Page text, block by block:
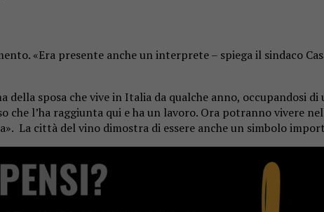
«Era presente anche un interprete – spiega il sindaco
sposa che vive in Italia da qualche anno, occupandosi
che l’ha raggiunta qui e ha un lavoro. Ora potranno vivere
La città del vino dimostra di essere anche un simbolo